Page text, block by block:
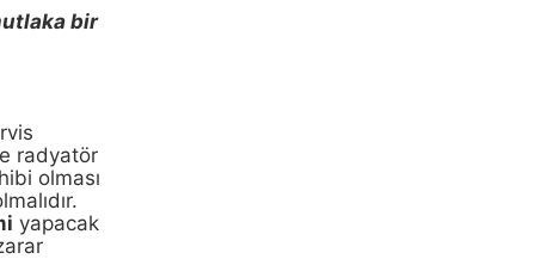
bir
radyatör
olması
yapacak